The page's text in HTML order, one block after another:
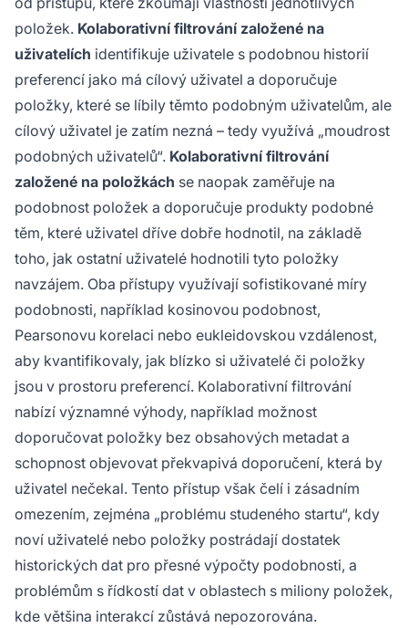
položek. Kolaborativní filtrování založené na
uživatelích identifikuje uživatele s podobnou historií
preferencí jako má cílový uživatel a doporučuje
položky, které se líbily těmto podobným uživatelům, ale
cílový uživatel je zatím nezná – tedy využívá „moudrost
podobných uživatelů“. Kolaborativní filtrování
založené na položkách se naopak zaměřuje na
podobnost položek a doporučuje produkty podobné
těm, které uživatel dříve dobře hodnotil, na základě
toho, jak ostatní uživatelé hodnotili tyto položky
navzájem. Oba přístupy využívají sofistikované míry
podobnosti, například kosinovou podobnost,
Pearsonovu korelaci nebo eukleidovskou vzdálenost,
aby kvantifikovaly, jak blízko si uživatelé či položky
jsou v prostoru preferencí. Kolaborativní filtrování
nabízí významné výhody, například možnost
doporučovat položky bez obsahových metadat a
schopnost objevovat překvapivá doporučení, která by
uživatel nečekal. Tento přístup však čelí i zásadním
omezením, zejména „problému studeného startu“, kdy
noví uživatelé nebo položky postrádají dostatek
historických dat pro přesné výpočty podobnosti, a
problémům s řídkostí dat v oblastech s miliony položek,
kde většina interakcí zůstává nepozorována.